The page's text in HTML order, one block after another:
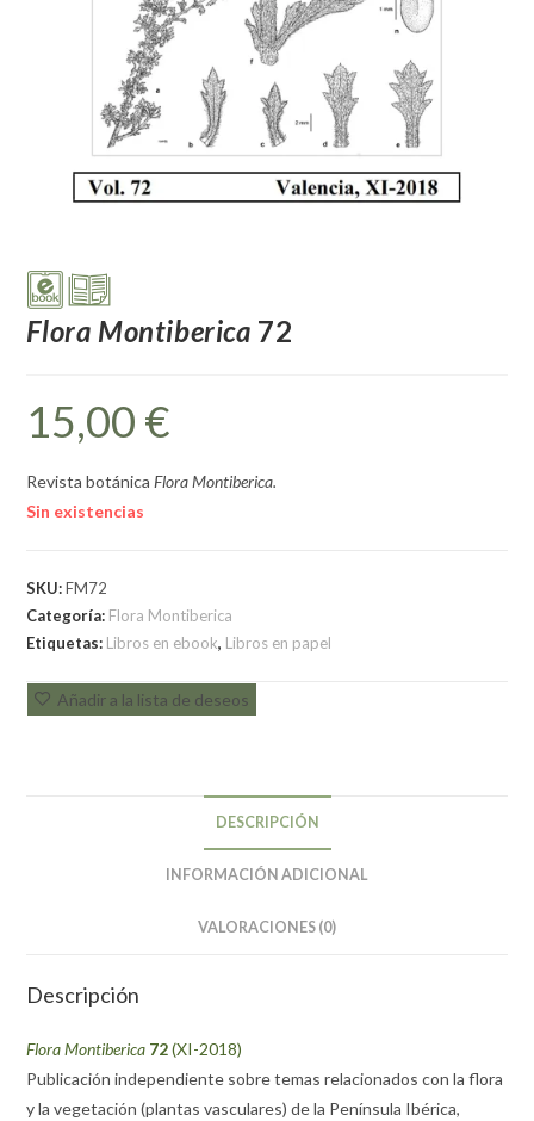
Flora Montiberica 72
15,00 €
Revista botánicaFlora Montiberica.
Sin existencias
SKU:FM72
Categoría: Flora Montiberica
Etiquetas: Libros en ebook, Libros en papel
Añadir a la lista de deseos
DESCRIPCIÓN
INFORMACIÓN ADICIONAL
VALORACIONES (0)
Descripción
Flora Montiberica 72(XI-2018)
Publicación independiente sobre temas relacionados con la flora
y la vegetación (plantas vasculares) de la Península Ibérica,